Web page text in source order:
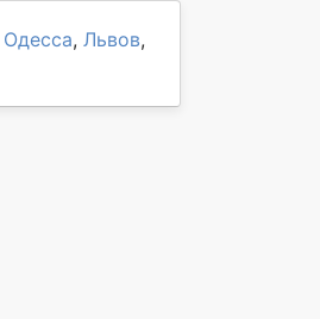
Одесса, Львов,